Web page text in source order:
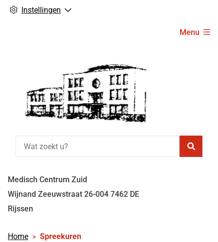
Instellingen
Menu
Medisch Centrum Zuid
Wijnand Zeeuwstraat 26-004 7462 DE
Rijssen
Home Spreekuren